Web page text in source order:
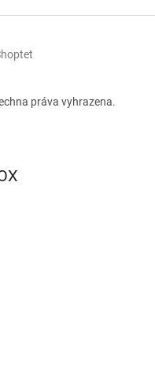
práva vyhrazena.